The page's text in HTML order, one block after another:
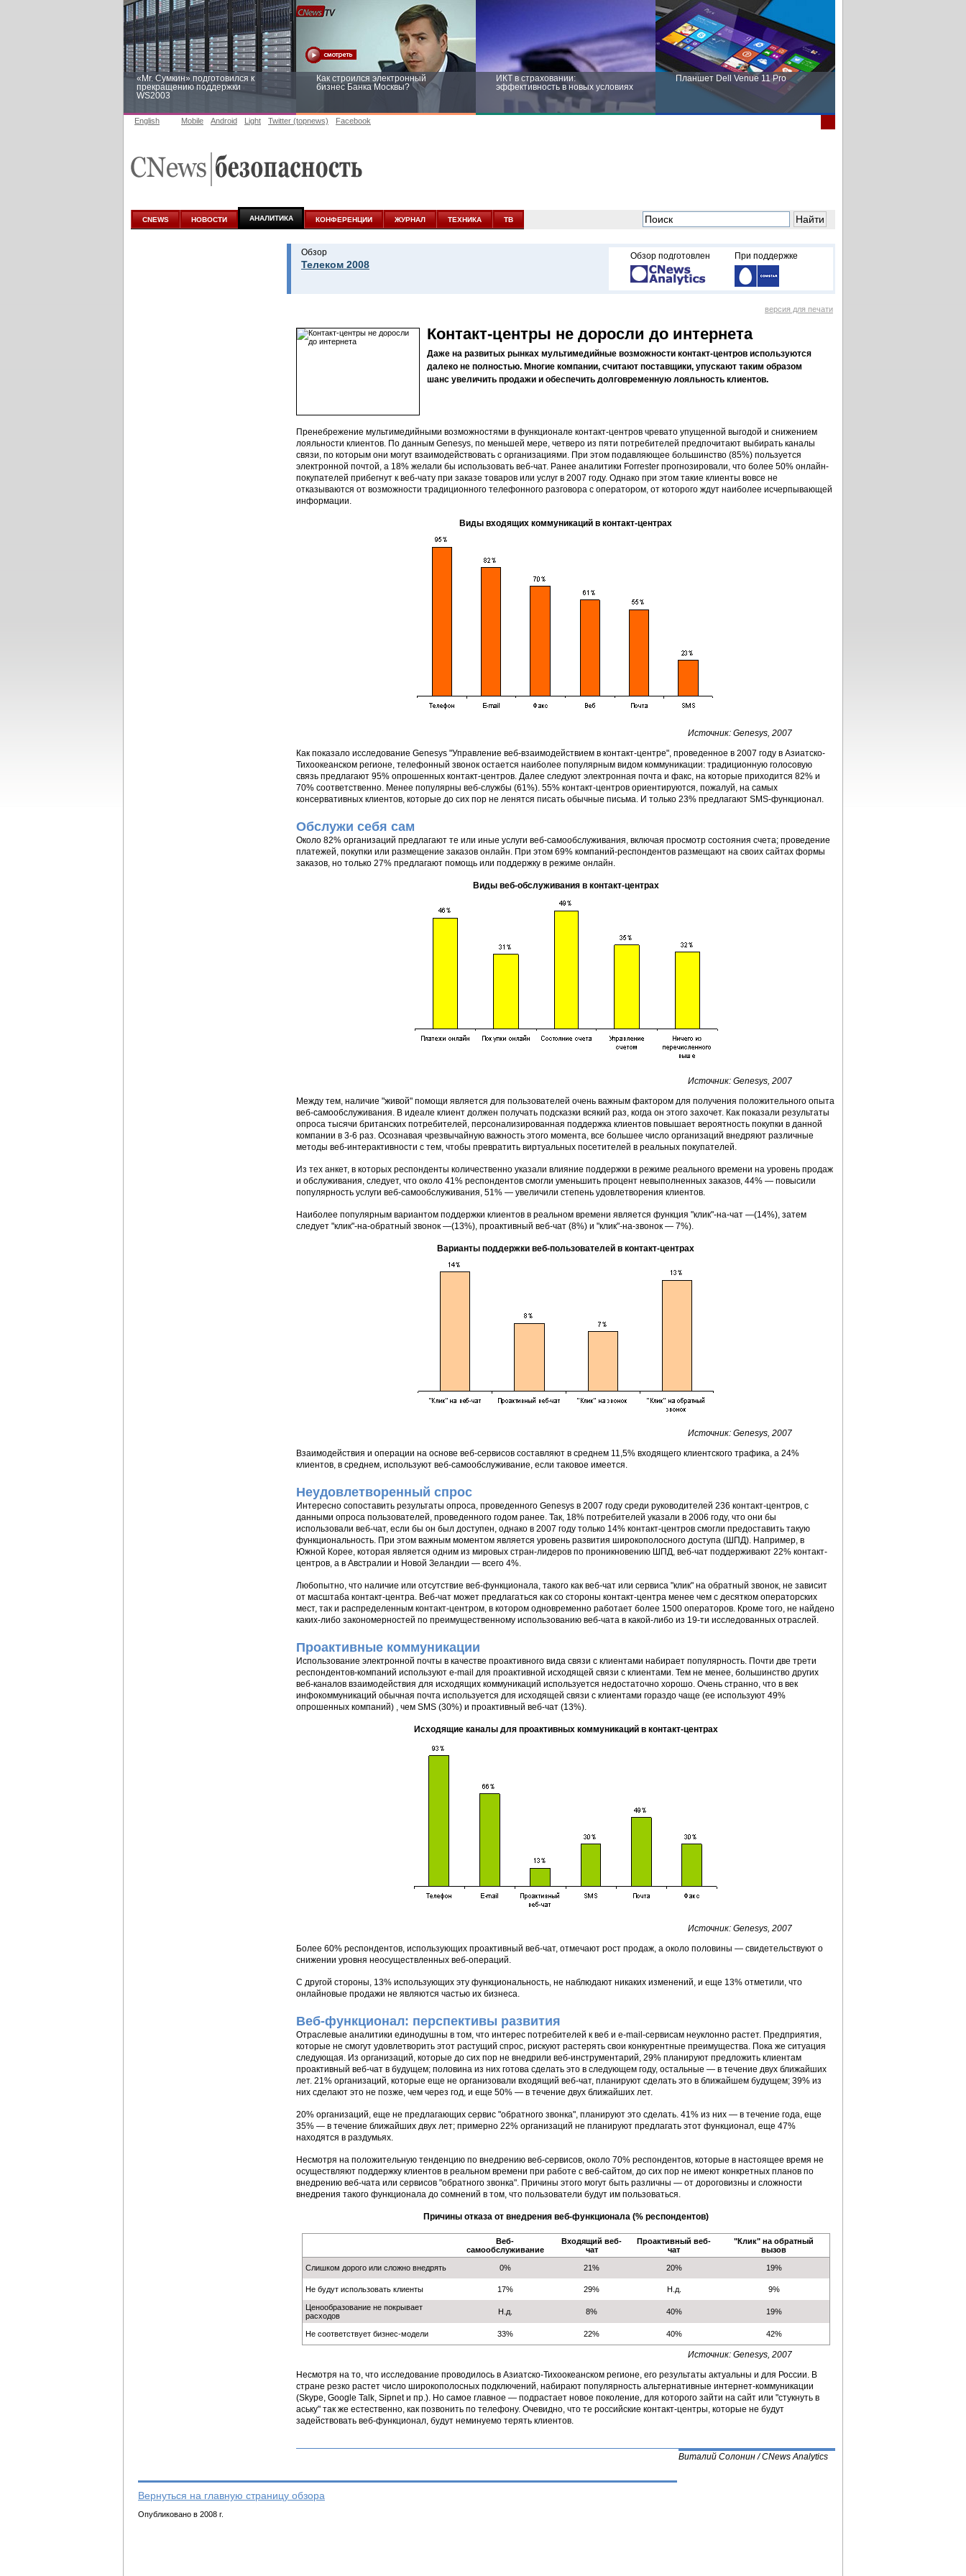
«Mr. Сумкин» подготовился к
прекращению поддержки
WS2003
Как строился электронный
бизнес Банка Москвы?
ИКТ в страховании:
эффективность в новых условиях
Планшет Dell Venue 11 Pro
аналитике
новых условиях
English Mobile Android Light Twitter (topnews) Facebook
CNEWS НОВОСТИ АНАЛИТИКА КОНФЕРЕНЦИИ ЖУРНАЛ ТЕХНИКА ТВ
Обзор
Телеком 2008
Обзор подготовлен При поддержке
версия для печати
Контакт-центры не доросли до интернета
Даже на развитых рынках мультимедийные возможности контакт-центров используются
далеко не полностью. Многие компании, считают поставщики, упускают таким образом
шанс увеличить продажи и обеспечить долговременную лояльность клиентов.
Пренебрежение мультимедийными возможностями в функционале контакт-центров чревато упущенной выгодой и снижением
лояльности клиентов. По данным Genesys, по меньшей мере, четверо из пяти потребителей предпочитают выбирать каналы
связи, по которым они могут взаимодействовать с организациями. При этом подавляющее большинство (85%) пользуется
электронной почтой, а 18% желали бы использовать веб-чат. Ранее аналитики Forrester прогнозировали, что более 50% онлайн-
покупателей прибегнут к веб-чату при заказе товаров или услуг в 2007 году. Однако при этом такие клиенты вовсе не
отказываются от возможности традиционного телефонного разговора с оператором, от которого ждут наиболее исчерпывающей
информации.
Виды входящих коммуникаций в контакт-центрах
Источник: Genesys, 2007
Как показало исследование Genesys "Управление веб-взаимодействием в контакт-центре", проведенное в 2007 году в Азиатско-
Тихоокеанском регионе, телефонный звонок остается наиболее популярным видом коммуникации: традиционную голосовую
связь предлагают 95% опрошенных контакт-центров. Далее следуют электронная почта и факс, на которые приходится 82% и
70% соответственно. Менее популярны веб-службы (61%). 55% контакт-центров ориентируются, пожалуй, на самых
консервативных клиентов, которые до сих пор не ленятся писать обычные письма. И только 23% предлагают SMS-функционал.
Обслужи себя сам
Около 82% организаций предлагают те или иные услуги веб-самообслуживания, включая просмотр состояния счета; проведение
платежей, покупки или размещение заказов онлайн. При этом 69% компаний-респондентов размещают на своих сайтах формы
заказов, но только 27% предлагают помощь или поддержку в режиме онлайн.
Виды веб-обслуживания в контакт-центрах
Источник: Genesys, 2007
Между тем, наличие "живой" помощи является для пользователей очень важным фактором для получения положительного опыта
веб-самообслуживания. В идеале клиент должен получать подсказки всякий раз, когда он этого захочет. Как показали результаты
опроса тысячи британских потребителей, персонализированная поддержка клиентов повышает вероятность покупки в данной
компании в 3-6 раз. Осознавая чрезвычайную важность этого момента, все большее число организаций внедряют различные
методы веб-интерактивности с тем, чтобы превратить виртуальных посетителей в реальных покупателей.
Из тех анкет, в которых респонденты количественно указали влияние поддержки в режиме реального времени на уровень продаж
и обслуживания, следует, что около 41% респондентов смогли уменьшить процент невыполненных заказов, 44% — повысили
популярность услуги веб-самообслуживания, 51% — увеличили степень удовлетворения клиентов.
Наиболее популярным вариантом поддержки клиентов в реальном времени является функция "клик"-на-чат —(14%), затем
следует "клик"-на-обратный звонок —(13%), проактивный веб-чат (8%) и "клик"-на-звонок — 7%).
Варианты поддержки веб-пользователей в контакт-центрах
Источник: Genesys, 2007
Взаимодействия и операции на основе веб-сервисов составляют в среднем 11,5% входящего клиентского трафика, а 24%
клиентов, в среднем, используют веб-самообслуживание, если таковое имеется.
Неудовлетворенный спрос
Интересно сопоставить результаты опроса, проведенного Genesys в 2007 году среди руководителей 236 контакт-центров, с
данными опроса пользователей, проведенного годом ранее. Так, 18% потребителей указали в 2006 году, что они бы
использовали веб-чат, если бы он был доступен, однако в 2007 году только 14% контакт-центров смогли предоставить такую
функциональность. При этом важным моментом является уровень развития широкополосного доступа (ШПД). Например, в
Южной Корее, которая является одним из мировых стран-лидеров по проникновению ШПД, веб-чат поддерживают 22% контакт-
центров, а в Австралии и Новой Зеландии — всего 4%.
Любопытно, что наличие или отсутствие веб-функционала, такого как веб-чат или сервиса "клик" на обратный звонок, не зависит
от масштаба контакт-центра. Веб-чат может предлагаться как со стороны контакт-центра менее чем с десятком операторских
мест, так и распределенным контакт-центром, в котором одновременно работает более 1500 операторов. Кроме того, не найдено
каких-либо закономерностей по преимущественному использованию веб-чата в какой-либо из 19-ти исследованных отраслей.
Проактивные коммуникации
Использование электронной почты в качестве проактивного вида связи с клиентами набирает популярность. Почти две трети
респондентов-компаний используют e-mail для проактивной исходящей связи с клиентами. Тем не менее, большинство других
веб-каналов взаимодействия для исходящих коммуникаций используется недостаточно хорошо. Очень странно, что в век
инфокоммуникаций обычная почта используется для исходящей связи с клиентами гораздо чаще (ее используют 49%
опрошенных компаний) , чем SMS (30%) и проактивный веб-чат (13%).
Исходящие каналы для проактивных коммуникаций в контакт-центрах
Источник: Genesys, 2007
Более 60% респондентов, использующих проактивный веб-чат, отмечают рост продаж, а около половины — свидетельствуют о
снижении уровня неосуществленных веб-операций.
С другой стороны, 13% использующих эту функциональность, не наблюдают никаких изменений, и еще 13% отметили, что
онлайновые продажи не являются частью их бизнеса.
Веб-функционал: перспективы развития
Отраслевые аналитики единодушны в том, что интерес потребителей к веб и e-mail-сервисам неуклонно растет. Предприятия,
которые не смогут удовлетворить этот растущий спрос, рискуют растерять свои конкурентные преимущества. Пока же ситуация
следующая. Из организаций, которые до сих пор не внедрили веб-инструментарий, 29% планируют предложить клиентам
проактивный веб-чат в будущем; половина из них готова сделать это в следующем году, остальные — в течение двух ближайших
лет. 21% организаций, которые еще не организовали входящий веб-чат, планируют сделать это в ближайшем будущем; 39% из
них сделают это не позже, чем через год, и еще 50% — в течение двух ближайших лет.
20% организаций, еще не предлагающих сервис "обратного звонка", планируют это сделать. 41% из них — в течение года, еще
35% — в течение ближайших двух лет; примерно 22% организаций не планируют предлагать этот функционал, еще 47%
находятся в раздумьях.
Несмотря на положительную тенденцию по внедрению веб-сервисов, около 70% респондентов, которые в настоящее время не
осуществляют поддержку клиентов в реальном времени при работе с веб-сайтом, до сих пор не имеют конкретных планов по
внедрению веб-чата или сервисов "обратного звонка". Причины этого могут быть различны — от дороговизны и сложности
внедрения такого функционала до сомнений в том, что пользователи будут им пользоваться.
Причины отказа от внедрения веб-функционала (% респондентов)
Веб-
самообслуживание
Входящий веб-
чат
Проактивный веб-
чат
"Клик" на обратный
вызов
Слишком дорого или сложно внедрять 0% 21% 20% 19%
Не будут использовать клиенты 17% 29% Н.д. 9%
Ценообразование не покрывает
расходов
Н.д. 8% 40% 19%
Не соответствует бизнес-модели 33% 22% 40% 42%
Источник: Genesys, 2007
Несмотря на то, что исследование проводилось в Азиатско-Тихоокеанском регионе, его результаты актуальны и для России. В
стране резко растет число широкополосных подключений, набирают популярность альтернативные интернет-коммуникации
(Skype, Google Talk, Sipnet и пр.). Но самое главное — подрастает новое поколение, для которого зайти на сайт или "стукнуть в
аську" так же естественно, как позвонить по телефону. Очевидно, что те российские контакт-центры, которые не будут
задействовать веб-функционал, будут неминуемо терять клиентов.
Виталий Солонин / CNews Analytics
Вернуться на главную страницу обзора
Опубликовано в 2008 г.